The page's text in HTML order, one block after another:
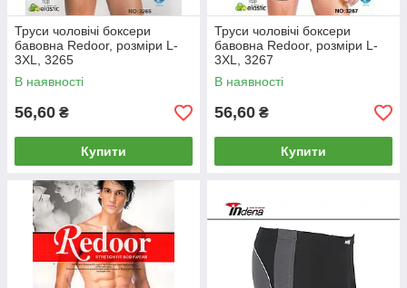
Труси чоловічі боксери
бавовна Redoor, розміри L-
3XL, 3265
В наявності
56,60 ₴
Купити
Труси чоловічі боксери
бавовна Redoor, розміри L-
3XL, 3267
В наявності
56,60 ₴
Купити